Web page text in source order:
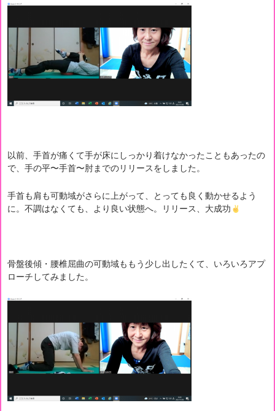
以前、手首が痛くて手が床にしっかり着けなかったこともあったの
で、手の平〜手首〜肘までのリリースをしました。
手首も肩も可動域がさらに上がって、とっても良く動かせるよう
に。不調はなくても、より良い状態へ。リリース、大成功
骨盤後傾・腰椎屈曲の可動域ももう少し出したくて、いろいろアプ
ローチしてみました。